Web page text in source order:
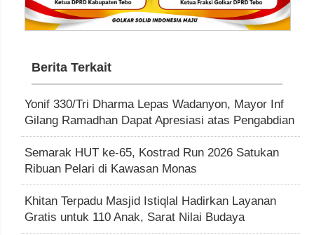
Berita Terkait
Yonif 330/Tri Dharma Lepas Wadanyon, Mayor Inf
Gilang Ramadhan Dapat Apresiasi atas Pengabdian
Semarak HUT ke-65, Kostrad Run 2026 Satukan
Ribuan Pelari di Kawasan Monas
Khitan Terpadu Masjid Istiqlal Hadirkan Layanan
Gratis untuk 110 Anak, Sarat Nilai Budaya